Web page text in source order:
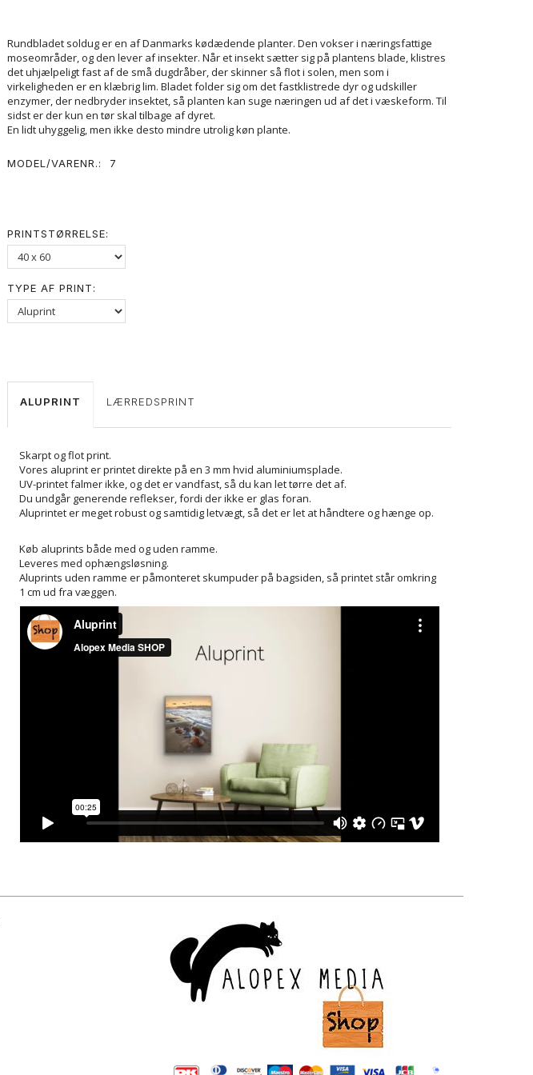
Rundbladet soldug er en af Danmarks kødædende planter. Den vokser i næringsfattige
moseområder, og den lever af insekter. Når et insekt sætter sig på plantens blade, klistres
det uhjælpeligt fast af de små dugdråber, der skinner så flot i solen, men som i
virkeligheden er en klæbrig lim. Bladet folder sig om det fastklistrede dyr og udskiller
enzymer, der nedbryder insektet, så planten kan suge næringen ud af det i væskeform. Til
sidst er der kun en tør skal tilbage af dyret.
En lidt uhyggelig, men ikke desto mindre utrolig køn plante.
MODEL/VARENR.: 7
PRINTSTØRRELSE:
TYPE AF PRINT:
ALUPRINT LÆRREDSPRINT
Skarpt og flot print.
Vores aluprint er printet direkte på en 3 mm hvid aluminiumsplade.
UV-printet falmer ikke, og det er vandfast, så du kan let tørre det af.
Du undgår generende reflekser, fordi der ikke er glas foran.
Aluprintet er meget robust og samtidig letvægt, så det er let at håndtere og hænge op.
Køb aluprints både med og uden ramme.
Leveres med ophængsløsning.
Aluprints uden ramme er påmonteret skumpuder på bagsiden, så printet står omkring
1 cm ud fra væggen.